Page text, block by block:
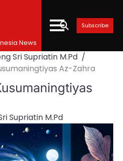
News
Subscribe
Sri Supriatin M.Pd
Az-Zahra
Supriatin M.Pd